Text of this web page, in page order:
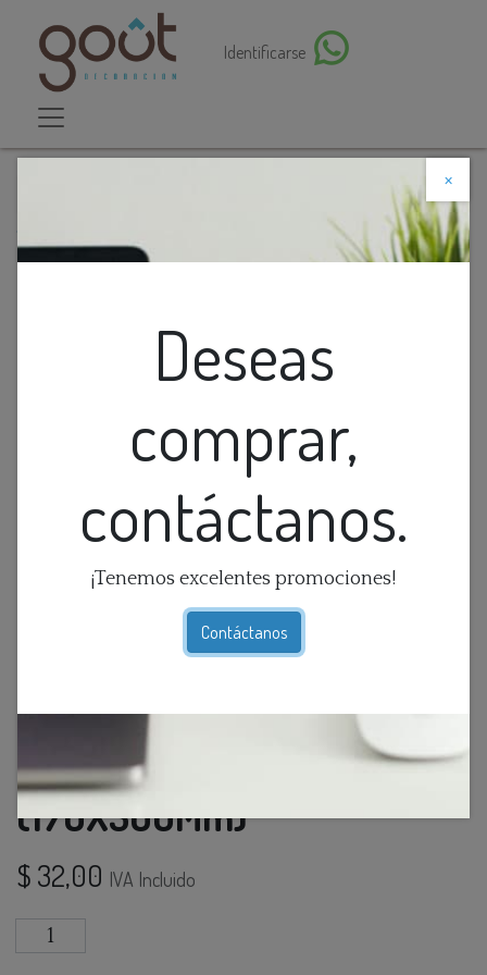
Identificarse
×
Deseas
comprar,
contáctanos.
¡Tenemos excelentes promociones!
Contáctanos
Descuento web
Farol Colg. 1L E27 Tripoli (170X300Mm)
Farol Colg. 1L E27 Tripoli
(170X300Mm)
$ 32,00 IVA Incluido